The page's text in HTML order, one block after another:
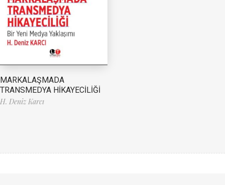
MARKALAŞMADA
TRANSMEDYA HİKAYECİLİĞİ
H. Deniz Karcı